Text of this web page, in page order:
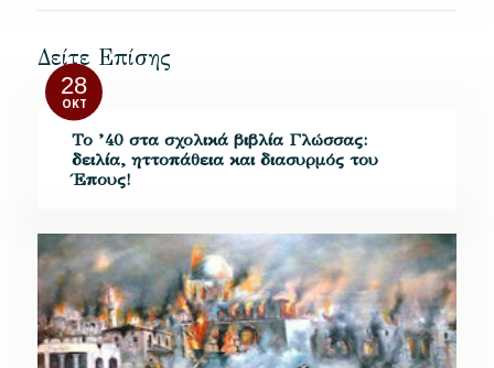
Δείτε Επίσης
28
ΟΚΤ
Το ’40 στα σχολικά βιβλία Γλώσσας:
δειλία, ηττοπάθεια και διασυρμός του
Έπους!